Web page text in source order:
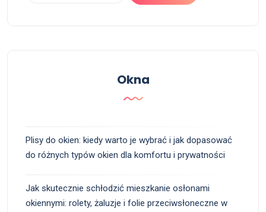
Okna
Plisy do okien: kiedy warto je wybrać i jak dopasować
do różnych typów okien dla komfortu i prywatności
Jak skutecznie schłodzić mieszkanie osłonami
okiennymi: rolety, żaluzje i folie przeciwsłoneczne w